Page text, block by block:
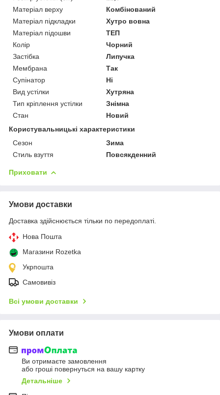
Матеріал верху
Комбінований
Матеріал підкладки
Хутро вовна
Матеріал підошви
ТЕП
Колір
Чорний
Застібка
Липучка
Мембрана
Так
Супінатор
Ні
Вид устілки
Хутряна
Тип кріплення устілки
Знімна
Стан
Новий
Користувальницькі характеристики
Сезон
Зима
Стиль взуття
Повсякденний
Приховати
Умови доставки
Доставка здійснюється тільки по передоплаті.
Нова Пошта
Магазини Rozetka
Укрпошта
Самовивіз
Всі умови доставки
Умови оплати
Ви отримаєте замовлення
або гроші повернуться на вашу картку
Детальніше